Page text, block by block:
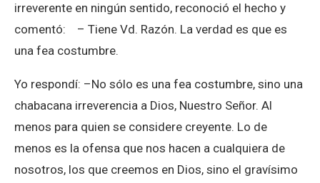
irreverente en ningún sentido, reconoció el hecho y
comentó: – Tiene Vd. Razón. La verdad es que es
una fea costumbre.
Yo respondí: –No sólo es una fea costumbre, sino una
chabacana irreverencia a Dios, Nuestro Señor. Al
menos para quien se considere creyente. Lo de
menos es la ofensa que nos hacen a cualquiera de
nosotros, los que creemos en Dios, sino el gravísimo